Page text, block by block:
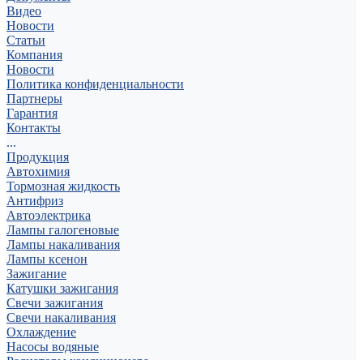
Видео
Новости
Статьи
Компания
Новости
Политика конфиденциальности
Партнеры
Гарантия
Контакты
...
Продукция
Автохимия
Тормозная жидкость
Антифриз
Автоэлектрика
Лампы галогеновые
Лампы накаливания
Лампы ксенон
Зажигание
Катушки зажигания
Свечи зажигания
Свечи накаливания
Охлаждение
Насосы водяные